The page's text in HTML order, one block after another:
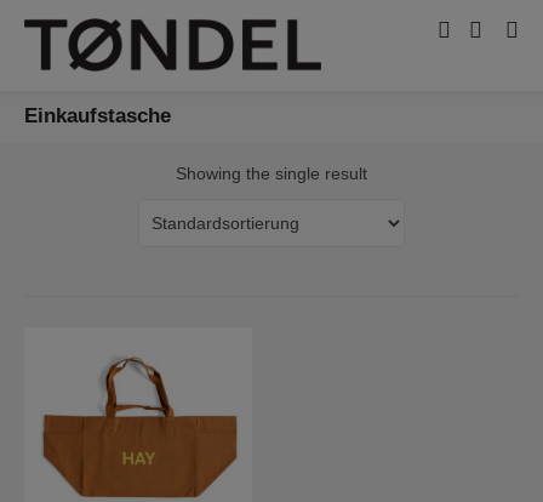
Einkaufstasche
Showing the single result